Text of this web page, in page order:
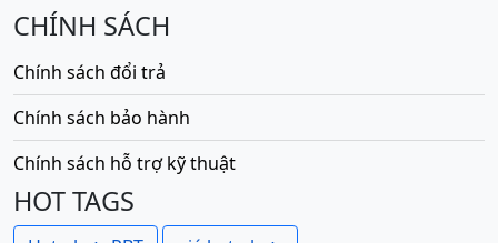
CHÍNH SÁCH
Chính sách đổi trả
Chính sách bảo hành
Chính sách hỗ trợ kỹ thuật
HOT TAGS